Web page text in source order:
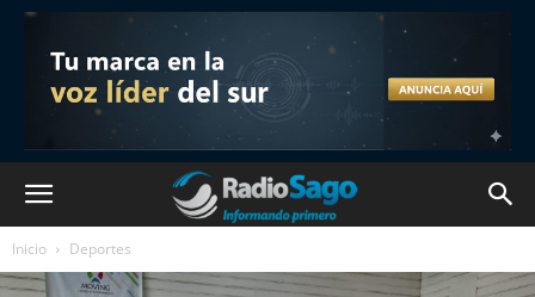
Inicio Deportes